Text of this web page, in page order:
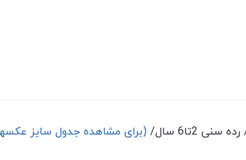
2تا6 سال/
(برای مشاهده جدول سایز